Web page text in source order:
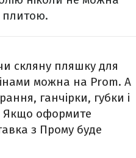
плитою.
скляну пляшку для
можна на Prom. А
ганчірки, губки і
Якщо оформите
з Прому буде